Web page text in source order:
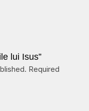
lui Isus”
Required